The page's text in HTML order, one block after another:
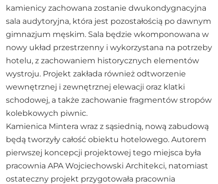
kamienicy zachowana zostanie dwukondygnacyjna
sala audytoryjna, która jest pozostałością po dawnym
gimnazjum męskim. Sala będzie wkomponowana w
nowy układ przestrzenny i wykorzystana na potrzeby
hotelu, z zachowaniem historycznych elementów
wystroju. Projekt zakłada również odtworzenie
wewnętrznej i zewnętrznej elewacji oraz klatki
schodowej, a także zachowanie fragmentów stropów
kolebkowych piwnic.
Kamienica Mintera wraz z sąsiednią, nową zabudową
będą tworzyły całość obiektu hotelowego. Autorem
pierwszej koncepcji projektowej tego miejsca była
pracownia APA Wojciechowski Architekci, natomiast
ostateczny projekt przygotowała pracownia